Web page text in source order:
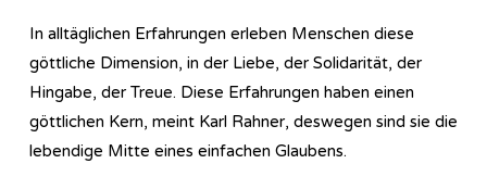
In alltäglichen Erfahrungen erleben Menschen diese
göttliche Dimension, in der Liebe, der Solidarität, der
Hingabe, der Treue. Diese Erfahrungen haben einen
göttlichen Kern, meint Karl Rahner, deswegen sind sie die
lebendige Mitte eines einfachen Glaubens.